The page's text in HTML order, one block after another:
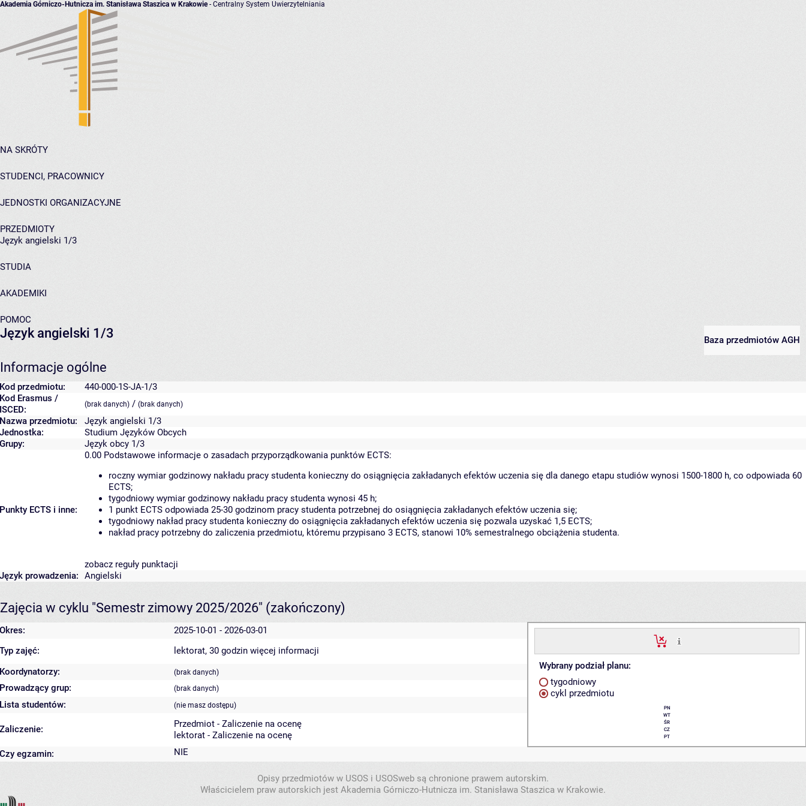
Akademia Górniczo-Hutnicza im. Stanisława Staszica w Krakowie- Centralny System Uwierzytelniania
NA SKRÓTY
STUDENCI, PRACOWNICY
JEDNOSTKI ORGANIZACYJNE
PRZEDMIOTY
Język angielski 1/3
STUDIA
AKADEMIKI
POMOC
Baza przedmiotów AGH
Język angielski 1/3
Informacje ogólne
Kod przedmiotu:
440-000-1S-JA-1/3
Kod Erasmus /
ISCED:
(brak danych) / (brak danych)
Nazwa przedmiotu:
Język angielski 1/3
Jednostka:
Studium Języków Obcych
Grupy:
Język obcy 1/3
Punkty ECTS i inne:
0.00 Podstawowe informacje o zasadach przyporządkowania punktów ECTS:
roczny wymiar godzinowy nakładu pracy studenta konieczny do osiągnięcia zakładanych efektów uczenia się dla danego etapu studiów wynosi 1500-1800 h, co odpowiada 60
ECTS;
tygodniowy wymiar godzinowy nakładu pracy studenta wynosi 45 h;
1 punkt ECTS odpowiada 25-30 godzinom pracy studenta potrzebnej do osiągnięcia zakładanych efektów uczenia się;
tygodniowy nakład pracy studenta konieczny do osiągnięcia zakładanych efektów uczenia się pozwala uzyskać 1,5 ECTS;
nakład pracy potrzebny do zaliczenia przedmiotu, któremu przypisano 3 ECTS, stanowi 10% semestralnego obciążenia studenta.
zobacz reguły punktacji
Język prowadzenia:
Angielski
Zajęcia w cyklu "Semestr zimowy 2025/2026" (zakończony)
Okres: 2025-10-01 - 2026-03-01
Wybrany podział planu:
tygodniowy
cykl przedmiotu
PN
WT
ŚR
CZ
PT
Typ zajęć: lektorat, 30 godzin więcej informacji
Koordynatorzy:
(brak danych)
Prowadzący grup: (brak danych)
Lista studentów: (nie masz dostępu)
Zaliczenie:
Przedmiot - Zaliczenie na ocenę
lektorat - Zaliczenie na ocenę
Czy egzamin:
NIE
Opisy przedmiotów w USOS i USOSweb są chronione prawem autorskim.
Właścicielem praw autorskich jest Akademia Górniczo-Hutnicza im. Stanisława Staszica w Krakowie.